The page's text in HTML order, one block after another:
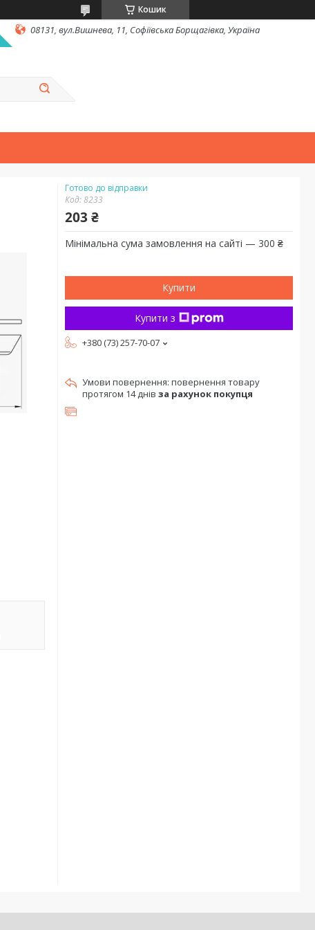
Кошик
08131, вул.Вишнева, 11, Софіївська Борщагівка, Україна
Готово до відправки
Код:8233
203 ₴
Мінімальна сума замовлення на сайті — 300 ₴
Купити
Купити з
+380 (73) 257-70-07
повернення товару
протягом 14 днів за рахунок покупця